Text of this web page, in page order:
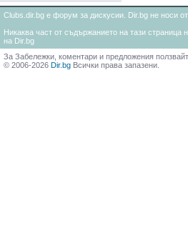
Clubs.dir.bg е форум за дискусии. Dir.bg не носи
Никаква част от съдържанието на тази
на Dir.bg
За Забележки, коментари и предложения
© 2006-2026 Dir.bg Всички права запазени.